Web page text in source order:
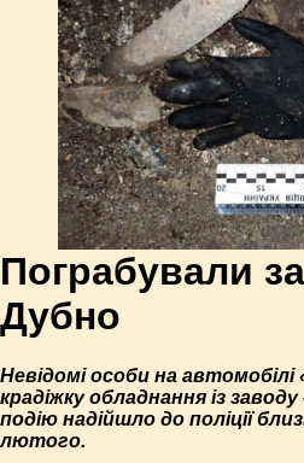
Пограбували
Дубно
Невідомі особи на автомобілі
крадіжку обладнання із
подію надійшло до поліції
лютого.